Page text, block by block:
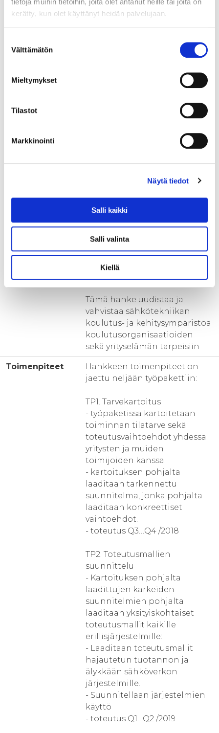
kerätty, kun olet käyttänyt heidän palvelujaan.
valinta
Välttämätön
Mieltymykset
Tilastot
Markkinointi
Näytä tiedot
Salli kaikki
Salli valinta
Kiellä
järjestelmien rakentamisesta
nykypäivän ja tulevaisuuden
tarpeisiin. Yhtenä tarpeena on
myös rakentaa sähkönjakelun
sähköverkon ominaisuuksia ja
jolla voidaan testata ja koestaa
Savonia-ammattikorkeakoulu
siirtää tekniikan koulutuksen
vuosien aikana. Savilahteen
Savon ammattiopiston
syystä hankkeessa pystytään
selvittämään myös eri
koulutusasteiden vastaavien
järjestelmien tarve ja
Tämä hanke uudistaa ja
vahvistaa sähkötekniikan
koulutus- ja kehitysympäristöä
koulutusorganisaatioiden
sekä yrityselämän tarpeisiin
Toimenpiteet
Hankkeen toimenpiteet on
jaettu neljään työpakettiin:
TP1. Tarvekartoitus
- työpaketissa kartoitetaan
toiminnan tilatarve sekä
toteutusvaihtoehdot yhdessä
yritysten ja muiden
toimijoiden kanssa.
- kartoituksen pohjalta
laaditaan tarkennettu
suunnitelma, jonka pohjalta
laaditaan konkreettiset
vaihtoehdot.
- toteutus Q3…Q4 /2018
TP2. Toteutusmallien
suunnittelu
- Kartoituksen pohjalta
laadittujen karkeiden
suunnitelmien pohjalta
laaditaan yksityiskohtaiset
toteutusmallit kaikille
erillisjärjestelmille:
- Laaditaan toteutusmallit
hajautetun tuotannon ja
älykkään sähköverkon
järjestelmille.
- Suunnitellaan järjestelmien
käyttö
- toteutus Q1…Q2 /2019